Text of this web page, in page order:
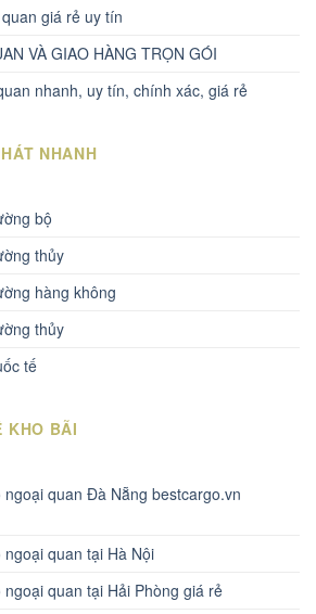
giá rẻ uy tín
VÀ GIAO HÀNG TRỌN GÓI
nhanh, uy tín, chính xác, giá rẻ
NHANH
bộ
thủy
hàng không
thủy
tế
KHO BÃI
quan Đà Nẵng bestcargo.vn
quan tại Hà Nội
quan tại Hải Phòng giá rẻ